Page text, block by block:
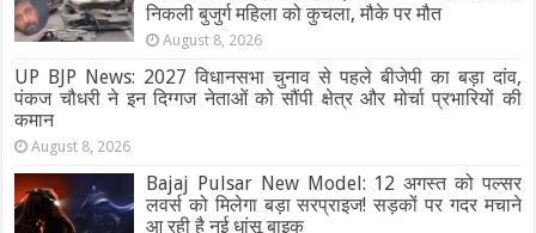
निकली बुजुर्ग महिला को कुचला, मौके पर मौत
August 8, 2026
UP BJP News: 2027 विधानसभा चुनाव से पहले बीजेपी का बड़ा दांव,
पंकज चौधरी ने इन दिग्गज नेताओं को सौंपी क्षेत्र और मोर्चा प्रभारियों की
कमान
August 8, 2026
Bajaj Pulsar New Model: 12 अगस्त को पल्सर
लवर्स को मिलेगा बड़ा सरप्राइज! सड़कों पर गदर मचाने
आ रही है नई धांसू बाइक